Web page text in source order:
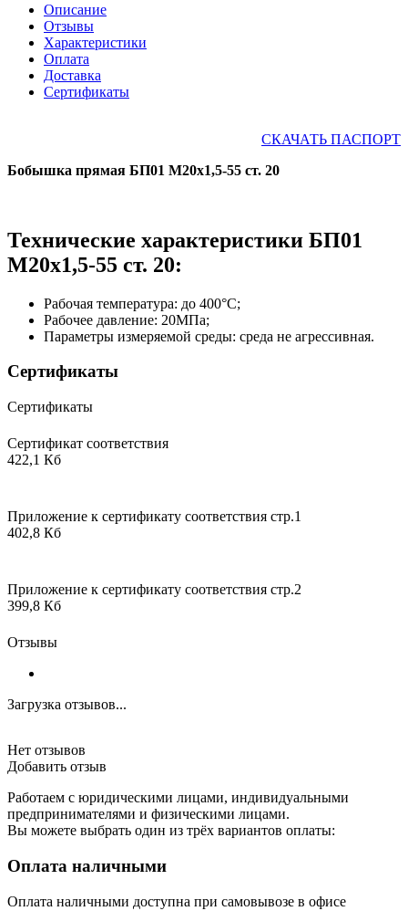
Описание
Отзывы
Характеристики
Оплата
Доставка
Сертификаты
СКАЧАТЬ ПАСПОРТ
Бобышка прямая БП01 М20х1,5-55 ст. 20
Технические характеристики БП01
М20х1,5-55 ст. 20:
Рабочая температура: до 400°С;
Рабочее давление: 20МПа;
Параметры измеряемой среды: среда не агрессивная.
Сертификаты
Сертификаты
Сертификат соответствия
422,1 Кб
Приложение к сертификату соответствия стр.1
402,8 Кб
Приложение к сертификату соответствия стр.2
399,8 Кб
Отзывы
Загрузка отзывов...
Нет отзывов
Добавить отзыв
Работаем с юридическими лицами, индивидуальными
предпринимателями и физическими лицами.
Вы можете выбрать один из трёх вариантов оплаты:
Оплата наличными
Оплата наличными доступна при самовывозе в офисе